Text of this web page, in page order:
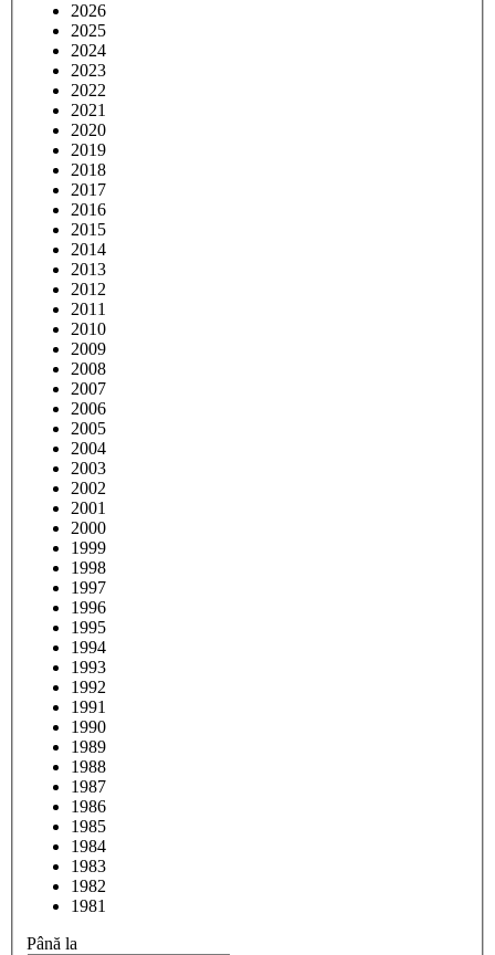
2026
2025
2024
2023
2022
2021
2020
2019
2018
2017
2016
2015
2014
2013
2012
2011
2010
2009
2008
2007
2006
2005
2004
2003
2002
2001
2000
1999
1998
1997
1996
1995
1994
1993
1992
1991
1990
1989
1988
1987
1986
1985
1984
1983
1982
1981
Până la